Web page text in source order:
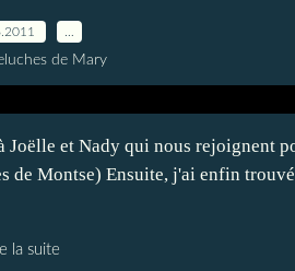
de Mary
et Nady qui nous rejoignent
de Montse) Ensuite, j'ai enfin
la suite